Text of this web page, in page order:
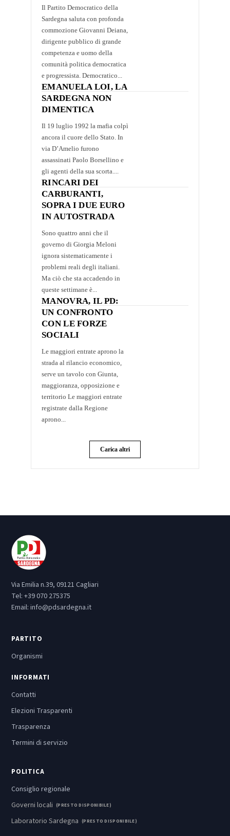
Il Partito Democratico della
Sardegna saluta con profonda
commozione Giovanni Deiana,
dirigente pubblico di grande
competenza e uomo della
comunità politica democratica
e progressista. Democratico...
EMANUELA LOI, LA
SARDEGNA NON
DIMENTICA
Il 19 luglio 1992 la mafia colpì
ancora il cuore dello Stato. In
via D’Amelio furono
assassinati Paolo Borsellino e
gli agenti della sua scorta....
RINCARI DEI
CARBURANTI,
SOPRA I DUE EURO
IN AUTOSTRADA
Sono quattro anni che il
governo di Giorgia Meloni
ignora sistematicamente i
problemi reali degli italiani.
Ma ciò che sta accadendo in
queste settimane è...
MANOVRA, IL PD:
UN CONFRONTO
CON LE FORZE
SOCIALI
Le maggiori entrate aprono la
strada al rilancio economico,
serve un tavolo con Giunta,
maggioranza, opposizione e
territorio Le maggiori entrate
registrate dalla Regione
aprono...
Carica altri
Via Emilia n.39, 09121 Cagliari
Tel: +39 070 275375
Email: info@pdsardegna.it
PARTITO
Organismi
INFORMATI
Contatti
Elezioni Trasparenti
Trasparenza
Termini di servizio
POLITICA
Consiglio regionale
Governi locali (PRESTO DISPONIBILE)
Laboratorio Sardegna (PRESTO DISPONIBILE)